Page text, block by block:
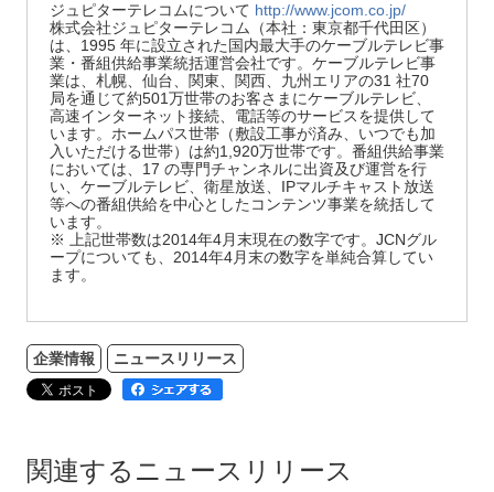
ジュピターテレコムについて http://www.jcom.co.jp/
株式会社ジュピターテレコム（本社：東京都千代田区）
は、1995 年に設立された国内最大手のケーブルテレビ事
業・番組供給事業統括運営会社です。ケーブルテレビ事
業は、札幌、仙台、関東、関西、九州エリアの31 社70
局を通じて約501万世帯のお客さまにケーブルテレビ、
高速インターネット接続、電話等のサービスを提供して
います。ホームパス世帯（敷設工事が済み、いつでも加
入いただける世帯）は約1,920万世帯です。番組供給事業
においては、17 の専門チャンネルに出資及び運営を行
い、ケーブルテレビ、衛星放送、IPマルチキャスト放送
等への番組供給を中心としたコンテンツ事業を統括して
います。
※ 上記世帯数は2014年4月末現在の数字です。JCNグル
ープについても、2014年4月末の数字を単純合算してい
ます。
企業情報 ニュースリリース
関連するニュースリリース